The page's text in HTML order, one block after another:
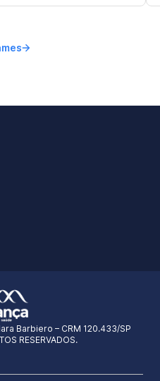
Barbiero – CRM 120.433/SP
RESERVADOS.